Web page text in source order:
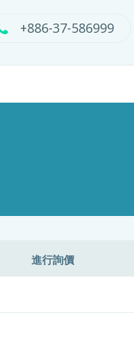
+886-37-586999
進行詢價